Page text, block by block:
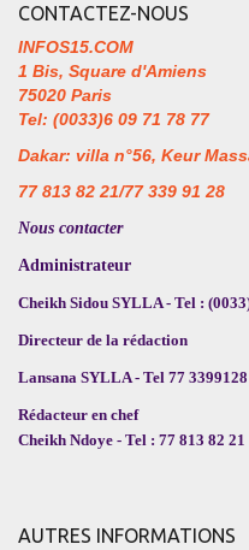
CONTACTEZ-NOUS
INFOS15.COM
1 Bis, Square d'Amiens
75020 Paris
Tel: (0033)6 09 71 78 77
Dakar: villa n°56, Keur
77 813 82 21/77 339 91 28
Nous contacter
Administrateur
Cheikh Sidou SYLLA - Tel :
Directeur de la rédaction
Lansana SYLLA - Tel 77
Rédacteur en chef
Cheikh Ndoye - Tel : 77 813 82 21
AUTRES INFORMATIONS